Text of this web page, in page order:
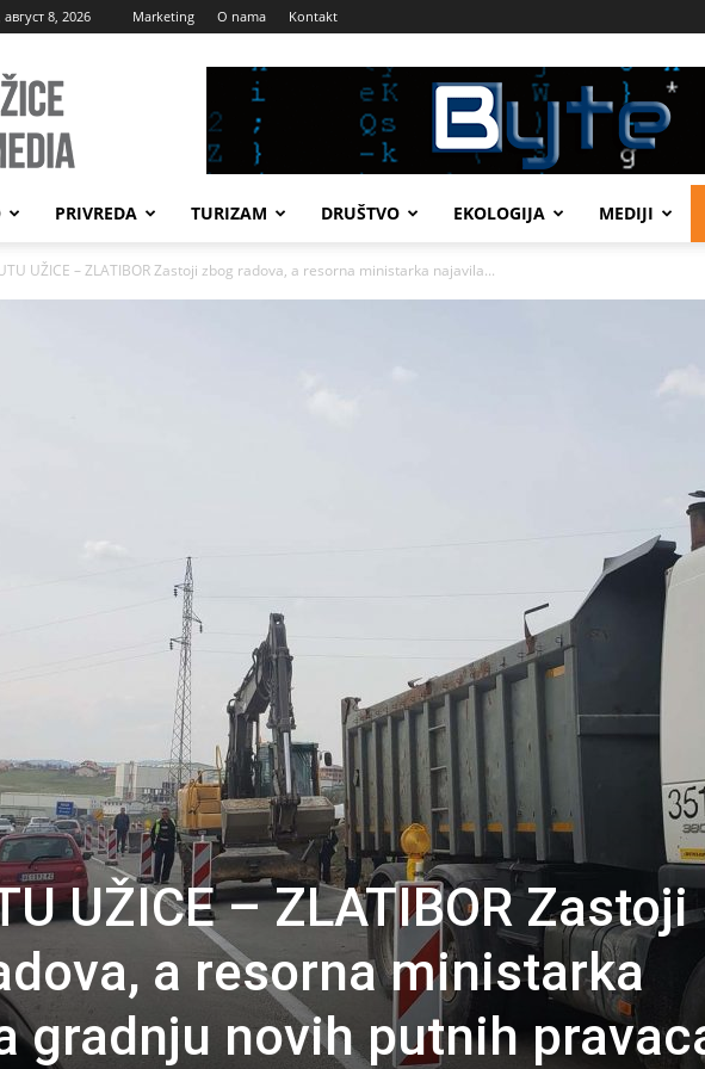
8, 2026 Marketing O nama Kontakt
UžiceMedia
PRIVREDA TURIZAM DRUŠTVO EKOLOGIJA MEDIJI
UŽICE – ZLATIBOR Zastoji zbog radova, a resorna ministarka najavila...
UŽICE – ZLATIBOR Zastoji
a resorna ministarka
gradnju novih putnih